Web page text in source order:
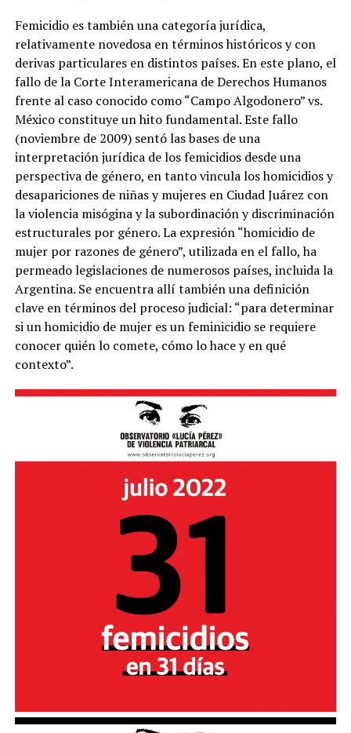
Femicidio es también una categoría jurídica,
relativamente novedosa en términos históricos y con
derivas particulares en distintos países. En este plano, el
fallo de la Corte Interamericana de Derechos Humanos
frente al caso conocido como “Campo Algodonero” vs.
México constituye un hito fundamental. Este fallo
(noviembre de 2009) sentó las bases de una
interpretación jurídica de los femicidios desde una
perspectiva de género, en tanto vincula los homicidios y
desapariciones de niñas y mujeres en Ciudad Juárez con
la violencia misógina y la subordinación y discriminación
estructurales por género. La expresión “homicidio de
mujer por razones de género”, utilizada en el fallo, ha
permeado legislaciones de numerosos países, incluida la
Argentina. Se encuentra allí también una definición
clave en términos del proceso judicial: “para determinar
si un homicidio de mujer es un feminicidio se requiere
conocer quién lo comete, cómo lo hace y en qué
contexto”.